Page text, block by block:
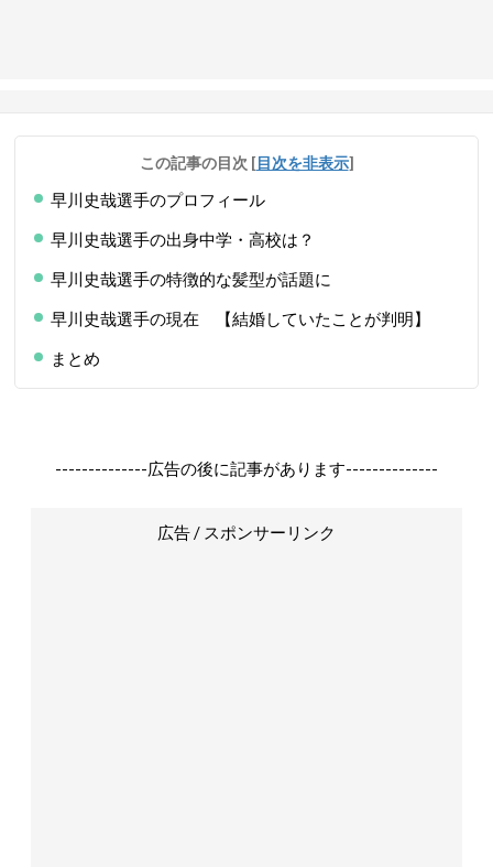
この記事の目次 [目次を非表示]
早川史哉選手のプロフィール
早川史哉選手の出身中学・高校は？
早川史哉選手の特徴的な髪型が話題に
早川史哉選手の現在 【結婚していたことが判明】
まとめ
--------------広告の後に記事があります--------------
広告 / スポンサーリンク